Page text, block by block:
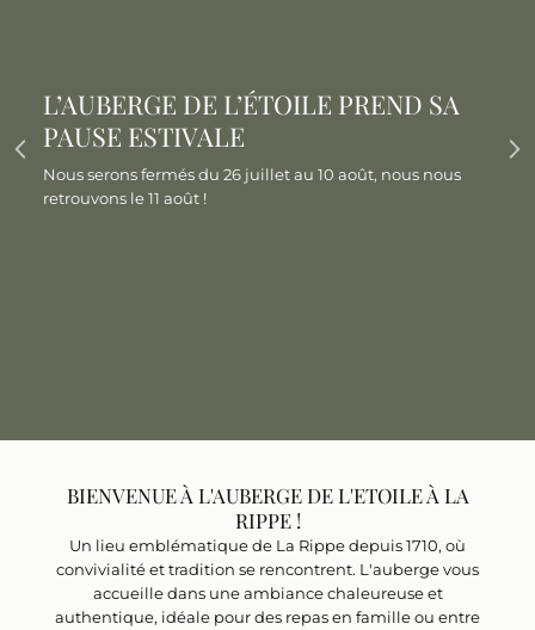
L’AUBERGE DE L’ÉTOILE PREND SA
PAUSE ESTIVALE
Nous serons fermés du 26 juillet au 10 août, nous nous
retrouvons le 11 août !
BIENVENUE À L'AUBERGE DE L'ETOILE À LA
RIPPE !
Un lieu emblématique de La Rippe depuis 1710, où
convivialité et tradition se rencontrent. L'auberge vous
accueille dans une ambiance chaleureuse et
authentique, idéale pour des repas en famille ou entre